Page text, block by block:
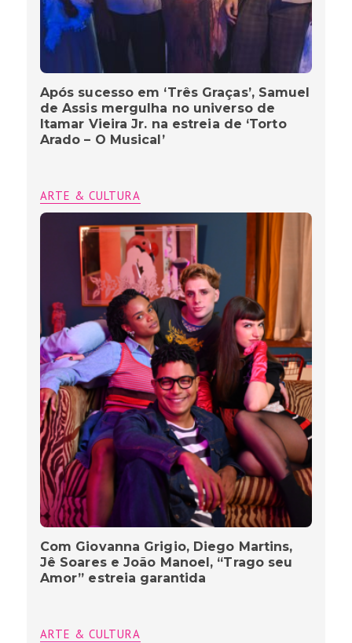
Após sucesso em ‘Três Graças’, Samuel
de Assis mergulha no universo de
Itamar Vieira Jr. na estreia de ‘Torto
Arado – O Musical’
ARTE & CULTURA
Com Giovanna Grigio, Diego Martins,
Jê Soares e João Manoel, “Trago seu
Amor” estreia garantida
ARTE & CULTURA